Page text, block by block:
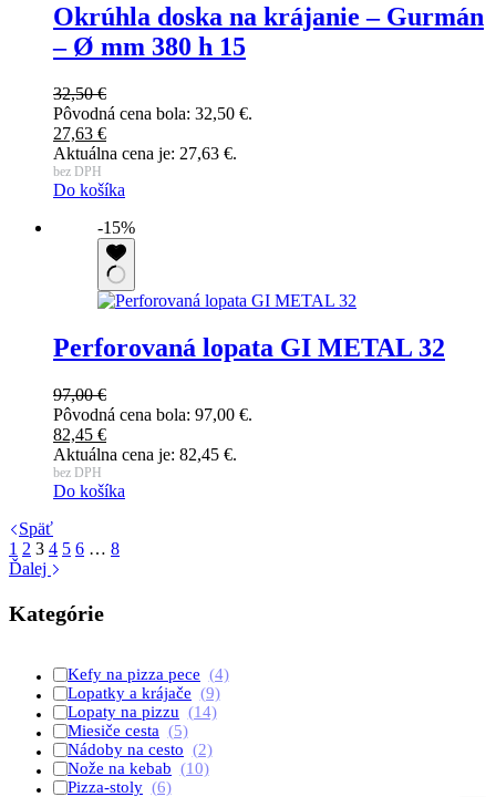
Okrúhla doska na krájanie – Gurmán
– Ø mm 380 h 15
32,50€
Pôvodná cena bola: 32,50 €.
27,63 €
Aktuálna cena je: 27,63 €.
bez DPH
Do košíka
-15%
Perforovaná lopata GI METAL 32
97,00€
Pôvodná cena bola: 97,00 €.
82,45 €
Aktuálna cena je: 82,45 €.
bez DPH
Do košíka
Späť
1 2 3 4 5 6 … 8
Ďalej
Kategórie
Kefy na pizza pece (4)
Lopatky a krájače (9)
Lopaty na pizzu (14)
Miesiče cesta (5)
Nádoby na cesto (2)
Nože na kebab (10)
Pizza-stoly (6)